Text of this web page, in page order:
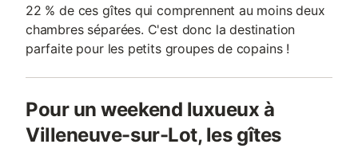
22 % de ces gîtes qui comprennent au moins deux
chambres séparées. C'est donc la destination
parfaite pour les petits groupes de copains !
Pour un weekend luxueux à
Villeneuve-sur-Lot, les gîtes